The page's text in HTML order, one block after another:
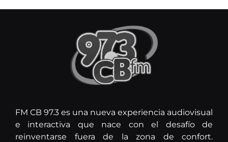
FM CB 97.3 es una nueva experiencia audiovisual
e interactiva que nace con el desafío de
reinventarse fuera de la zona de confort.